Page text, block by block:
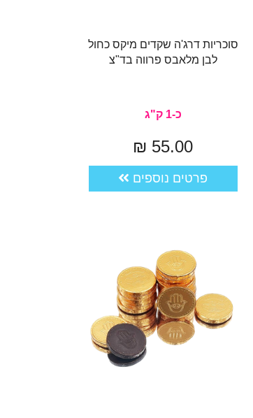
סוכריות דרג'ה שקדים מיקס כחול
לבן מלאבס פרווה בד"צ
כ-1 ק"ג
55.00 ₪
פרטים נוספים